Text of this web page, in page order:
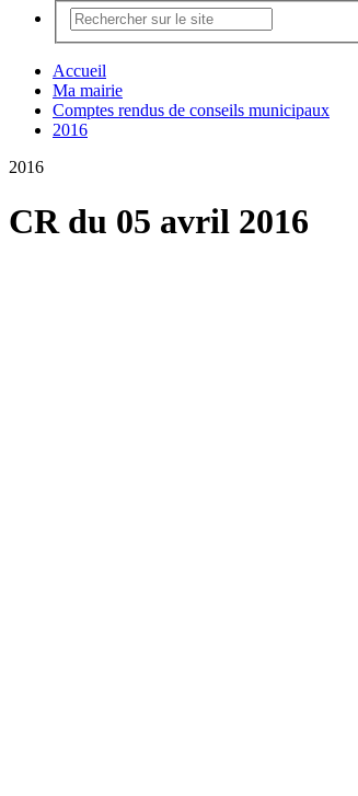
Accueil
Ma mairie
Comptes rendus de conseils municipaux
2016
2016
CR du 05 avril 2016